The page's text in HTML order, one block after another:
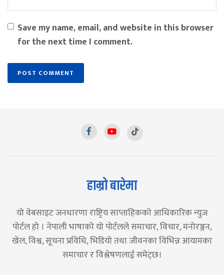
Save my name, email, and website in this browser
for the next time I comment.
हाम्रो बारेमा
यो वेबसाइट जनधारणा राष्ट्रिय साप्ताहिकको आधिकारिक न्युज
पोर्टल हो । नेपाली भाषाको यो पोर्टलले समाचार, विचार, मनोरञ्जन,
खेल, विश्व, सूचना प्रविधि, भिडियो तथा जीवनका विभिन्न आयामका
समाचार र विश्लेषणलाई समेट्छ।